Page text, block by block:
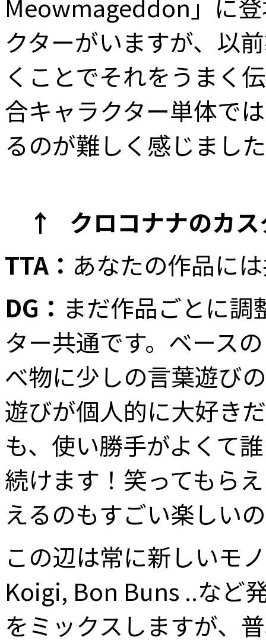
Meowmageddon」に
クターがいますが、以
くことでそれをうまく
合キャラクター単体で
るのが難しく感じまし
↑ クロコナナのカス
TTA： あなたの作品に
DG： まだ作品ごとに
ター共通です。ベース
べ物に少しの言葉遊び
遊びが個人的に大好き
も、使い勝手がよくて
続けます！笑ってもら
えるのもすごい楽しい
この辺は常に新しいモ
Koigi, Bon Buns ..など
をミックスしますが、